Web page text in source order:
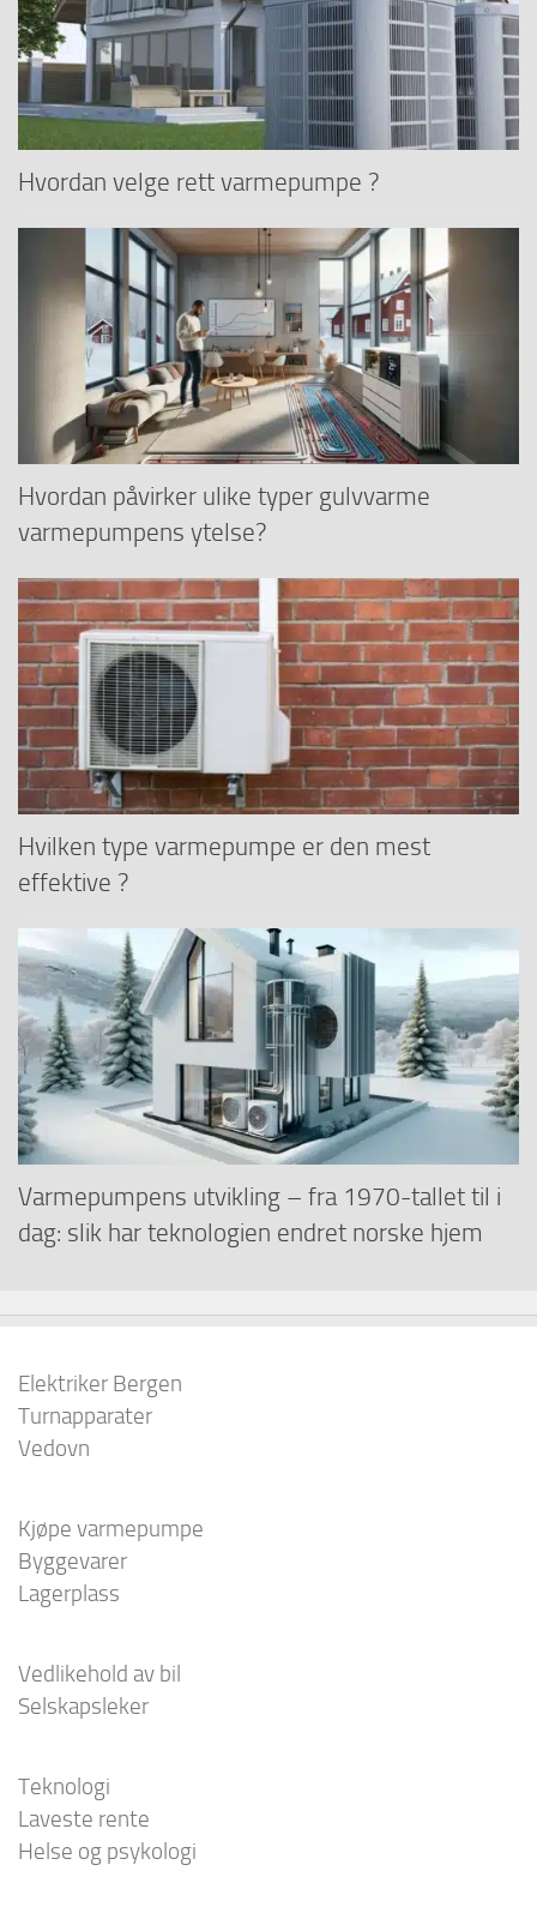
Hvordan velge rett varmepumpe ?
Hvordan påvirker ulike typer gulvvarme
varmepumpens ytelse?
Hvilken type varmepumpe er den mest
effektive ?
Varmepumpens utvikling – fra 1970-tallet til i
dag: slik har teknologien endret norske hjem
Elektriker Bergen
Turnapparater
Vedovn
Kjøpe varmepumpe
Byggevarer
Lagerplass
Vedlikehold av bil
Selskapsleker
Teknologi
Laveste rente
Helse og psykologi